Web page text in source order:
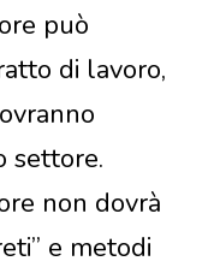
può
di lavoro,
settore.
non dovrà
e metodi